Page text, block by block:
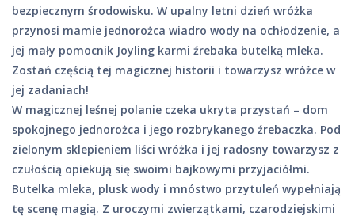
bezpiecznym środowisku. W upalny letni dzień wróżka
przynosi mamie jednorożca wiadro wody na ochłodzenie, a
jej mały pomocnik Joyling karmi źrebaka butelką mleka.
Zostań częścią tej magicznej historii i towarzysz wróżce w
jej zadaniach!
W magicznej leśnej polanie czeka ukryta przystań – dom
spokojnego jednorożca i jego rozbrykanego źrebaczka. Pod
zielonym sklepieniem liści wróżka i jej radosny towarzysz z
czułością opiekują się swoimi bajkowymi przyjaciółmi.
Butelka mleka, plusk wody i mnóstwo przytuleń wypełniają
tę scenę magią. Z uroczymi zwierzątkami, czarodziejskimi